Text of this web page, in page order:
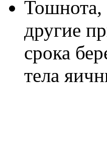
Тошнота,
другие
срока
тела